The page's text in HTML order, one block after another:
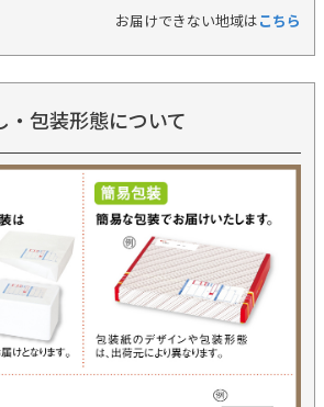
お届けできない地域はこちら
・包装形態について